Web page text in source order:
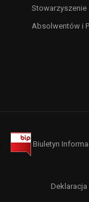
Stowarzyszenie
Absolwentów i
Biuletyn